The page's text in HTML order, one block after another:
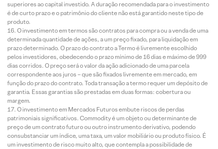
superiores ao capital investido. A duração recomendada para o investimento
é de curto prazo e o patrimônio do cliente não está garantido neste tipo de
produto.
O investimento em termos são contratos para compra ou a venda de uma
determinada quantidade de ações, a um preço fixado, para liquidação em
prazo determinado. O prazo do contrato a Termo é livremente escolhido
pelos investidores, obedecendo o prazo mínimo de 16 dias e máximo de 999
dias corridos. O preço será o valor da ação adicionado de uma parcela
correspondente aos juros – que são fixados livremente em mercado, em
função do prazo do contrato. Toda transação a termo requer um depósito de
garantia. Essas garantias são prestadas em duas formas: cobertura ou
margem.
O investimento em Mercados Futuros embute riscos de perdas
patrimoniais significativos. Commodity é um objeto ou determinante de
preço de um contrato futuro ou outro instrumento derivativo, podendo
consubstanciar um índice, uma taxa, um valor mobiliário ou produto físico. É
um investimento de risco muito alto, que contempla a possibilidade de